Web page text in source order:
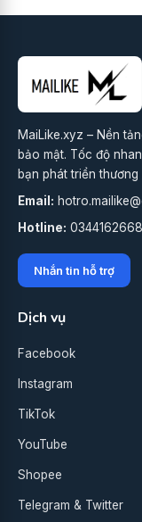
MaiLike.xyz – Nền
bảo mật. Tốc độ
bạn phát triển thương
Email:
Hotline: 0344162668
Nhắn tin hỗ trợ
Dịch vụ
Facebook
Instagram
TikTok
YouTube
Shopee
Telegram & Twitter